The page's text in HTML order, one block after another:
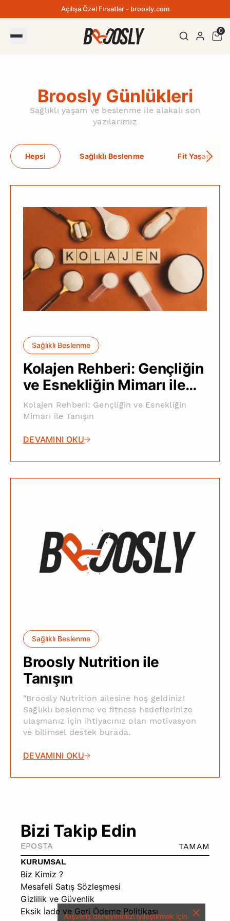
Açılışa Özel Fırsatlar - broosly.com
0
Alışveriş deneyiminizi iyileştirmek için
Broosly Günlükleri
Sağlıklı yaşam ve beslenme ile alakalı son
yazılarımız
Hepsi Sağlıklı Beslenme Fit Yaşam
Sağlıklı Beslenme
Kolajen Rehberi: Gençliğin
ve Esnekliğin Mimarı ile
Tanışın
Kolajen Rehberi: Gençliğin ve Esnekliğin
Mimarı ile Tanışın
DEVAMINI OKU
Sağlıklı Beslenme
Broosly Nutrition ile
Tanışın
"Broosly Nutrition ailesine hoş geldiniz!
Sağlıklı beslenme ve fitness hedeflerinize
ulaşmanız için ihtiyacınız olan motivasyon
ve bilimsel destek burada.
DEVAMINI OKU
KURUMSAL
Biz Kimiz ?
Mesafeli Satış Sözleşmesi
Gizlilik ve Güvenlik
Eksik İade ve Geri Ödeme Politikası
Bizi Takip Edin
TAMAM